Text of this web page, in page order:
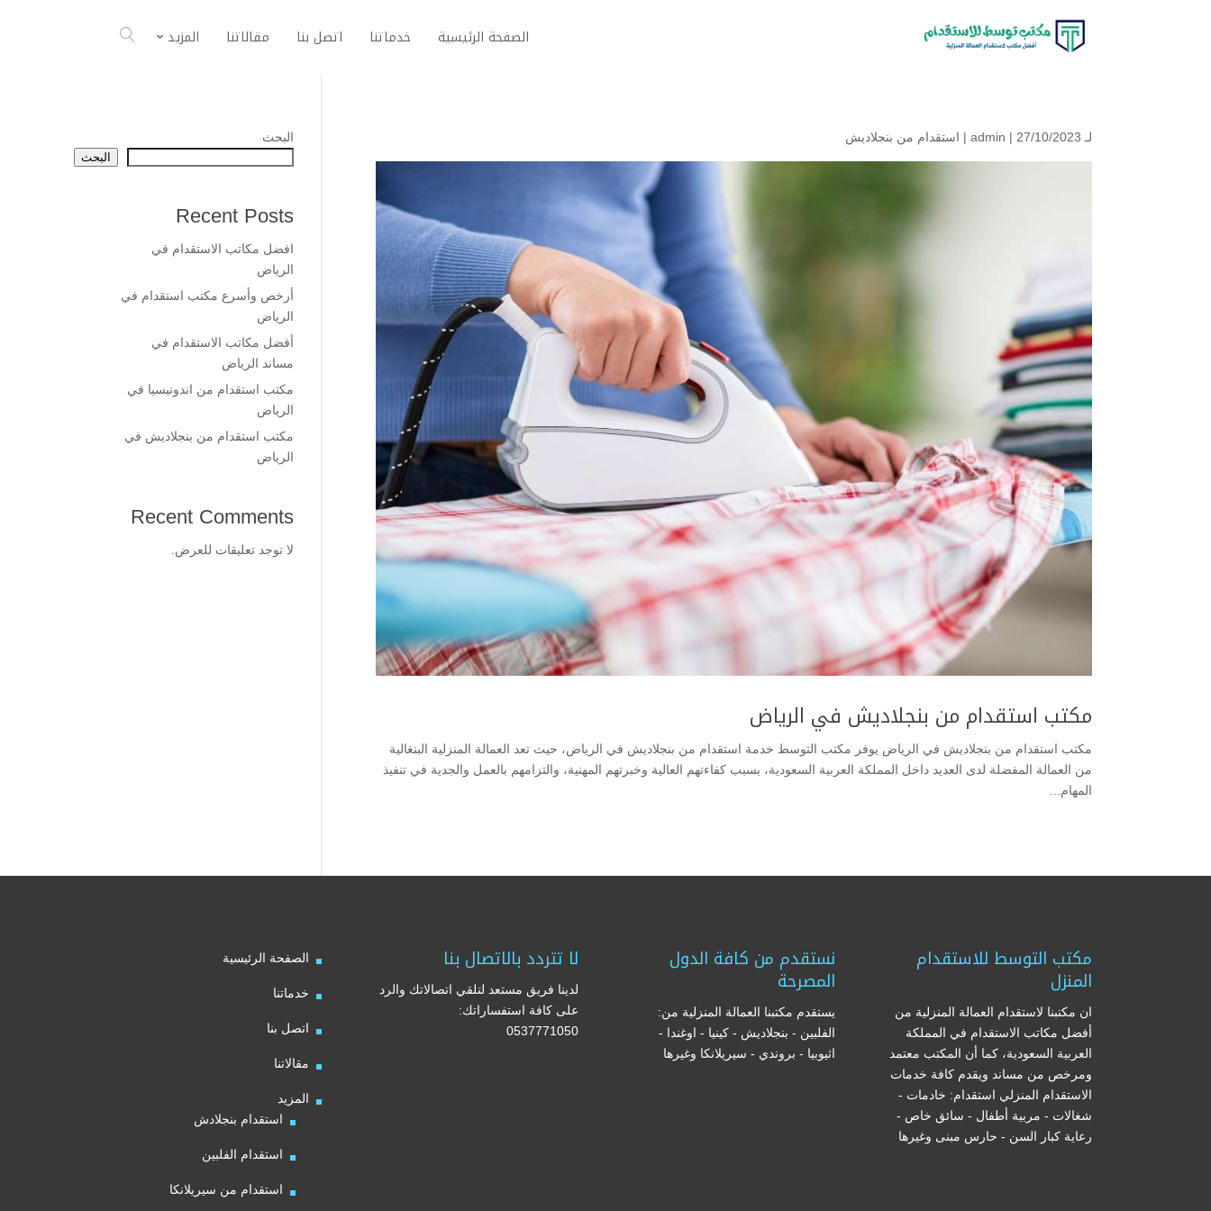
الصفحة الرئيسية خدماتنا اتصل بنا مقالاتنا المزيد
لـ admin | 27/10/2023 | استقدام من بنجلاديش
مكتب استقدام من بنجلاديش في الرياض
مكتب استقدام من بنجلاديش في الرياض يوفر مكتب التوسط خدمة استقدام من بنجلاديش في الرياض، حيث تعد العمالة المنزلية البنغالية
من العمالة المفضلة لدى العديد داخل المملكة العربية السعودية، بسبب كفاءتهم العالية وخبرتهم المهنية، والتزامهم بالعمل والجدية في تنفيذ
المهام...
البحث
البحث
Recent Posts
افضل مكاتب الاستقدام في
الرياض
أرخص وأسرع مكتب استقدام في
الرياض
أفضل مكاتب الاستقدام في
مساند الرياض
مكتب استقدام من اندونيسيا في
الرياض
مكتب استقدام من بنجلاديش في
الرياض
Recent Comments
لا توجد تعليقات للعرض.
مكتب التوسط للاستقدام
المنزل
ان مكتبنا لاستقدام العمالة المنزلية من
أفضل مكاتب الاستقدام في المملكة
العربية السعودية، كما أن المكتب معتمد
ومرخص من مساند ويقدم كافة خدمات
الاستقدام المنزلي استقدام: خادمات -
شغالات - مربية أطفال - سائق خاص -
رعاية كبار السن - حارس مبنى وغيرها
نستقدم من كافة الدول
المصرحة
يستقدم مكتبنا العمالة المنزلية من:
الفلبين - بنجلاديش - كينيا - اوغندا -
اثيوبيا - بروندي - سيريلانكا وغيرها
لا تتردد بالاتصال بنا
لدينا فريق مستعد لتلقي اتصالاتك والرد
على كافة استفساراتك:
0537771050
الصفحة الرئيسية
خدماتنا
اتصل بنا
مقالاتنا
المزيد
استقدام بنجلادش
استقدام الفلبين
استقدام من سيريلانكا